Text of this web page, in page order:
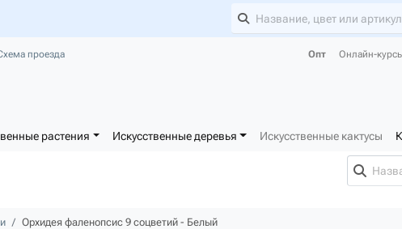
проезда Опт Онлайн-
растения Искусственные деревья Искусственные кактусы
Орхидея фаленопсис 9 соцветий - Белый